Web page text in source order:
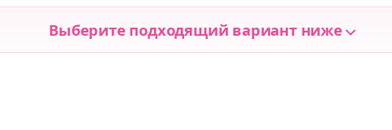
Выберите подходящий вариант ниже